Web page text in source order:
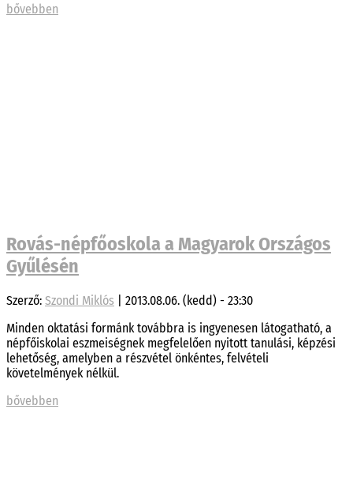
bővebben
Rovás-népfőoskola a Magyarok Országos
Gyűlésén
Szerző: Szondi Miklós
2013.08.06. (kedd) - 23:30
Minden oktatási formánk továbbra is ingyenesen látogatható, a
népfőiskolai eszmeiségnek megfelelően nyitott tanulási, képzési
lehetőség, amelyben a részvétel önkéntes, felvételi
követelmények nélkül.
bővebben